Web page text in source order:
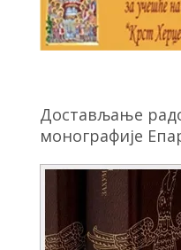
Достављање
монографије